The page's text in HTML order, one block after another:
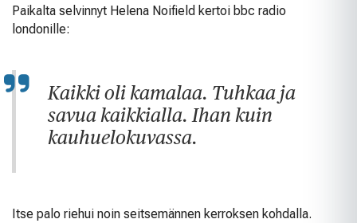
Paikalta selvinnyt Helena Noifield kertoi bbc radio
londonille:
Kaikki oli kamalaa. Tuhkaa ja
savua kaikkialla. Ihan kuin
kauhuelokuvassa.
Itse palo riehui noin seitsemännen kerroksen kohdalla.